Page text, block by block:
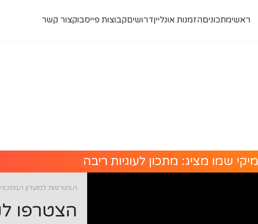
ראשימתכוניםהזמנות אונלייןדרושיםקבוצות פייסבוקצור קשר
מיקי שמו מציג: מתכון לעוגיות ריבה
הצטרפות למועדון
הצטרפו